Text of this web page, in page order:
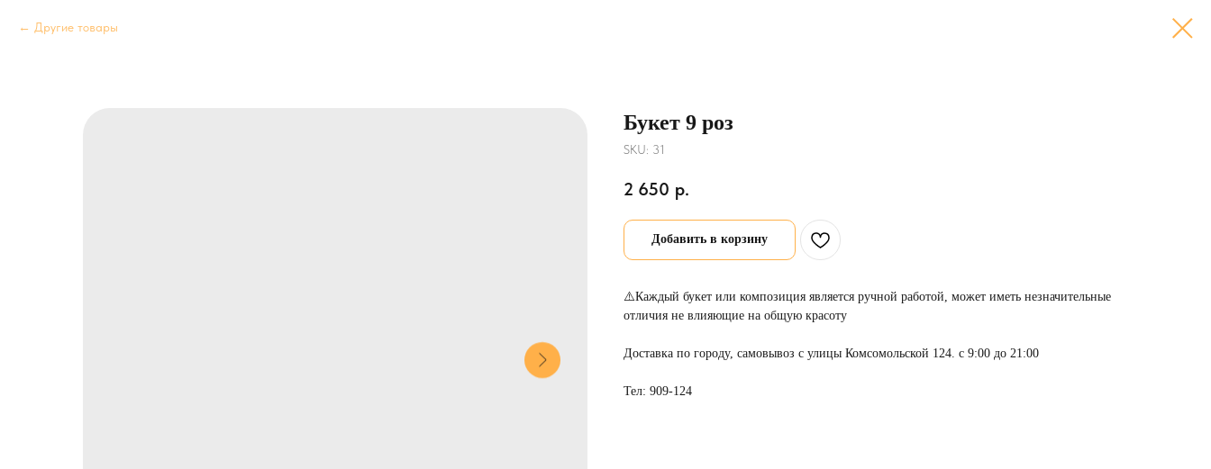
Другие товары
Букет 9 роз
SKU: 31
2 650 р.
Добавить в корзину
⚠️Каждый букет или композиция является ручной работой, может иметь незначительные
отличия не влияющие на общую красоту
Доставка по городу, самовывоз с улицы Комсомольской 124. с 9:00 до 21:00
Тел: 909-124